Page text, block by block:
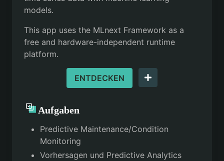
models.
This app uses the MLnext Framework as a
free and hardware-independent runtime
platform.
ENTDECKEN
Aufgaben
Predictive Maintenance/Condition
Monitoring
Vorhersagen und Predictive Analytics